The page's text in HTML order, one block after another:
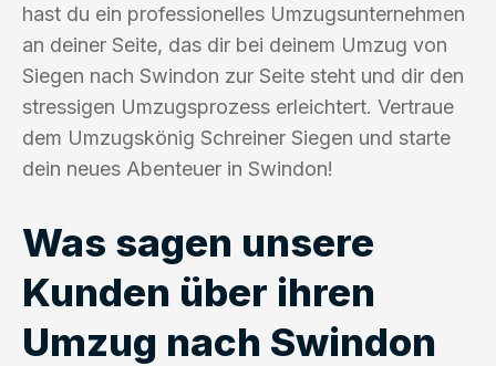
hast du ein professionelles Umzugsunternehmen
an deiner Seite, das dir bei deinem Umzug von
Siegen nach Swindon zur Seite steht und dir den
stressigen Umzugsprozess erleichtert. Vertraue
dem Umzugskönig Schreiner Siegen und starte
dein neues Abenteuer in Swindon!
Was sagen unsere
Kunden über ihren
Umzug nach Swindon